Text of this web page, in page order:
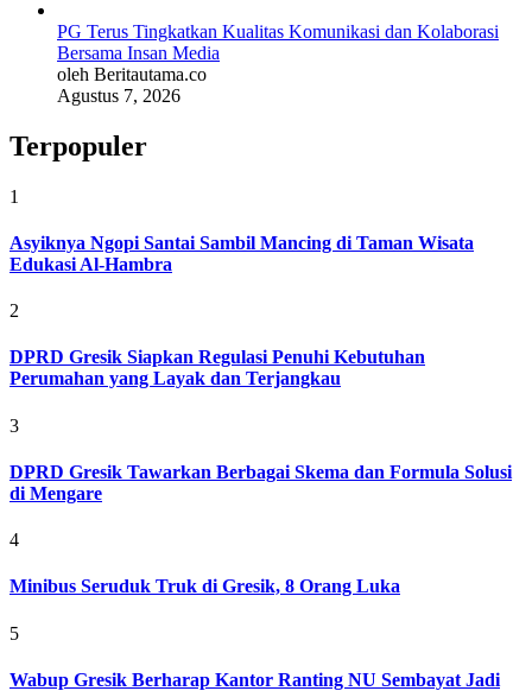
PG Terus Tingkatkan Kualitas Komunikasi dan Kolaborasi
Bersama Insan Media
oleh Beritautama.co
Agustus 7, 2026
Terpopuler
1
Asyiknya Ngopi Santai Sambil Mancing di Taman Wisata
Edukasi Al-Hambra
2
DPRD Gresik Siapkan Regulasi Penuhi Kebutuhan
Perumahan yang Layak dan Terjangkau
3
DPRD Gresik Tawarkan Berbagai Skema dan Formula Solusi
di Mengare
4
Minibus Seruduk Truk di Gresik, 8 Orang Luka
5
Wabup Gresik Berharap Kantor Ranting NU Sembayat Jadi